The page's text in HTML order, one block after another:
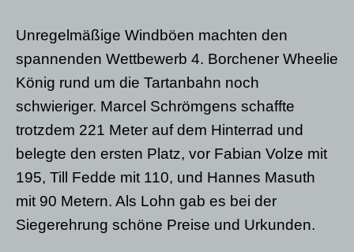
Unregelmäßige Windböen machten den
spannenden Wettbewerb 4. Borchener Wheelie
König rund um die Tartanbahn noch
schwieriger. Marcel Schrömgens schaffte
trotzdem 221 Meter auf dem Hinterrad und
belegte den ersten Platz, vor Fabian Volze mit
195, Till Fedde mit 110, und Hannes Masuth
mit 90 Metern. Als Lohn gab es bei der
Siegerehrung schöne Preise und Urkunden.